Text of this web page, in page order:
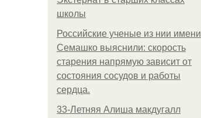
школы
Российские ученые из нии имени
Семашко выяснили: скорость
старения напрямую зависит от
состояния сосудов и работы
сердца.
33-Летняя Алиша макдугалл